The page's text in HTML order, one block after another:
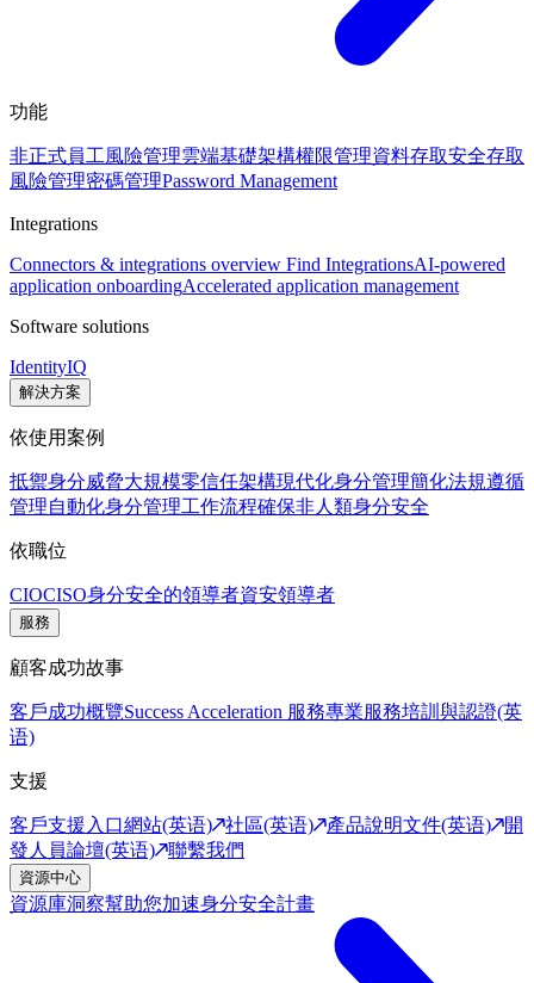
功能
非正式員工風險管理雲端基礎架構權限管理資料存取安全存取
風險管理密碼管理Password Management
Integrations
Connectors & integrations overview Find IntegrationsAI-powered
application onboardingAccelerated application management
Software solutions
IdentityIQ
解決方案
依使用案例
抵禦身分威脅大規模零信任架構現代化身分管理簡化法規遵循
管理自動化身分管理工作流程確保非人類身分安全
依職位
CIOCISO身分安全的領導者資安領導者
服務
顧客成功故事
客戶成功概覽Success Acceleration 服務專業服務培訓與認證(英
语)
支援
客戶支援入口網站(英语) 社區(英语) 產品說明文件(英语)
開
發人員論壇(英语)
聯繫我們
資源中心
資源庫洞察幫助您加速身分安全計畫